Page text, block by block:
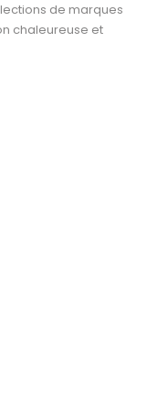
de marques
chaleureuse et